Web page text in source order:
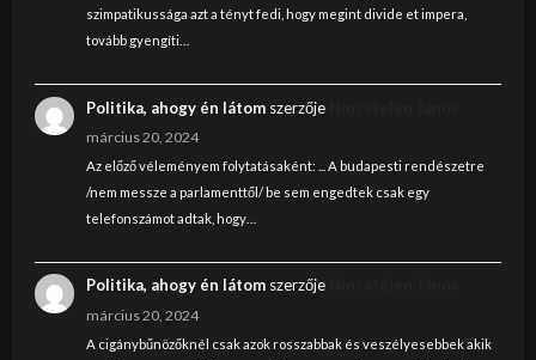
szimpatikussága azt a tényt fedi, hogy megint divide et impera,
tovább gyengíti…
Politika, ahogy én látomszerzője
március 20, 2024
Az előző véleményem folytatásaként: ... A budapesti rendészetre
/nem messze a parlamenttől/ be sem engedtek csak egy
telefonszámot adtak, hogy…
Politika, ahogy én látomszerzője
március 20, 2024
A cigánybűnözőknél csak azok rosszabbak és veszélyesebbek akik